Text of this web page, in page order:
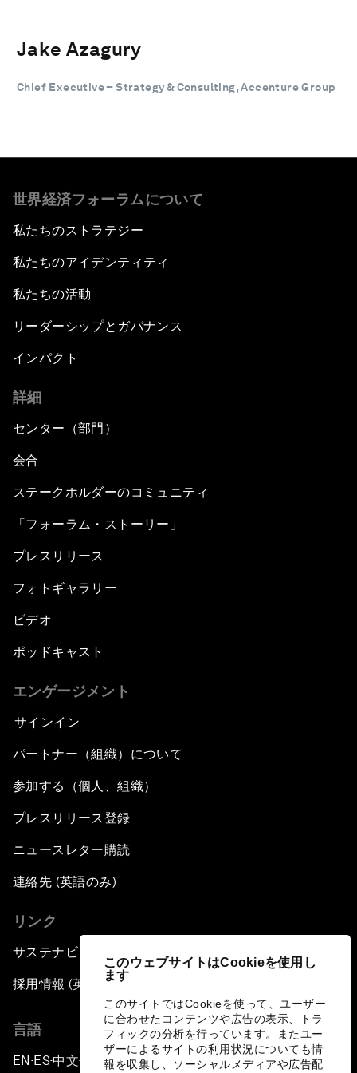
このウェブサイトはCookieを使用し
ます
このサイトではCookieを使って、ユーザー
に合わせたコンテンツや広告の表示、トラ
フィックの分析を行っています。またユー
ザーによるサイトの利用状況についても情
報を収集し、ソーシャルメディアや広告配
Jake Azagury
Chief Executive – Strategy & Consulting, Accenture Group
世界経済フォーラムについて
私たちのストラテジー
私たちのアイデンティティ
私たちの活動
リーダーシップとガバナンス
インパクト
詳細
センター（部門）
会合
ステークホルダーのコミュニティ
「フォーラム・ストーリー」
プレスリリース
フォトギャラリー
ビデオ
ポッドキャスト
エンゲージメント
サインイン
パートナー（組織）について
参加する（個人、組織）
プレスリリース登録
ニュースレター購読
連絡先 (英語のみ)
リンク
サステナビリティへの取り組み
採用情報 (英語のみ)
言語
EN ▪ES▪中文▪ 日本語